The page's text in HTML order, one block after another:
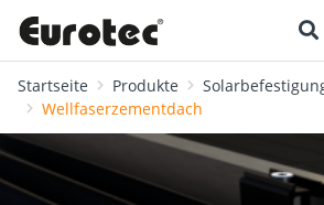
Startseite Produkte
Wellfaserzementdach